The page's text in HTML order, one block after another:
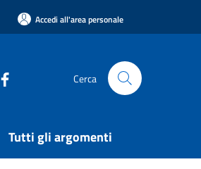
Accedi all'area personale
Cerca
Tutti gli argomenti